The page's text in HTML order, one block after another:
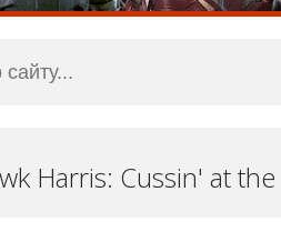
Harris: Cussin' at